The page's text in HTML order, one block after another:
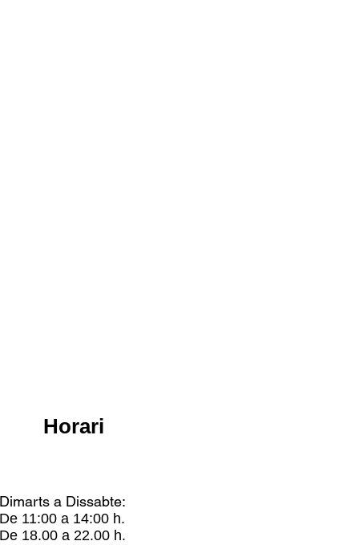
Horari
Dimarts a Dissabte:
De 11:00 a 14:00 h.
De 18.00 a 22.00 h.